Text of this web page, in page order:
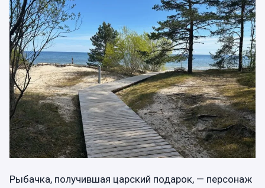
Рыбачка, получившая царский подарок, — персонаж